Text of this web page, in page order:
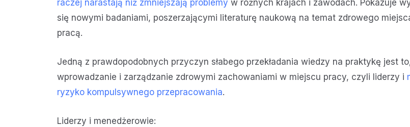
raczej narastają niż zmniejszają problemy w różnych krajach i zawodach. Pokazuje
się nowymi badaniami, poszerzającymi literaturę naukową na temat zdrowego
pracą.
Jedną z prawdopodobnych przyczyn słabego przekładania wiedzy na praktykę jest
wprowadzanie i zarządzanie zdrowymi zachowaniami w miejscu pracy, czyli liderzy i
ryzyko kompulsywnego przepracowania.
Liderzy i menedżerowie: